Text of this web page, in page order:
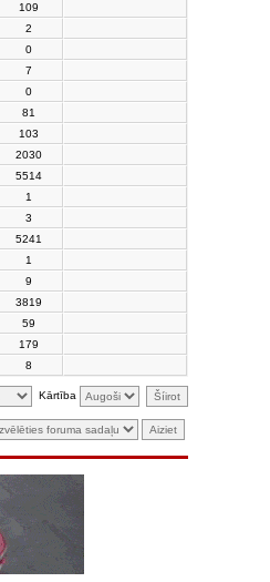
109
2
0
7
0
81
103
2030
5514
1
3
5241
1
9
3819
59
179
8
Kārtība